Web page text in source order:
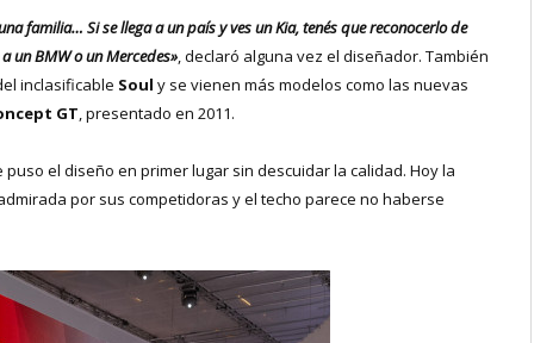
familia… Si se llega a un país y ves un Kia, tenés que reconocerlo de
un BMW o un Mercedes», declaró alguna vez el diseñador. También
inclasificable Soul y se vienen más modelos como las nuevas
GT, presentado en 2011.
el diseño en primer lugar sin descuidar la calidad. Hoy la
por sus competidoras y el techo parece no haberse